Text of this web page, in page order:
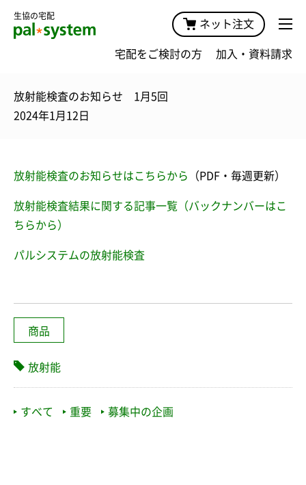
生協の宅配
ネット注文
宅配をご検討の方 加入・資料請求
放射能検査のお知らせ 1月5回
2024年1月12日
放射能検査のお知らせはこちらから （PDF・毎週更新）
放射能検査結果に関する記事一覧（バックナンバーはこ
ちらから）
パルシステムの放射能検査
商品
放射能
すべて 重要 募集中の企画